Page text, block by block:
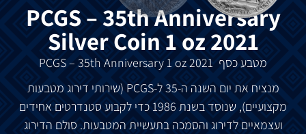
PCGS – 35th Anniversary
Silver Coin 1 oz 2021
מטבעכסף PCGS – 35th Anniversary 1 oz 2021
מנציח את יום השנה ה-35 ל-PCGS ( שירותי דירוג מטבעות
מקצועיים), שנוסד בשנת כדי לקבוע סטנדרטים אחידים
ועצמאיים לדירוג והסמכה בתעשיית המטבעות. סולם הדירוג